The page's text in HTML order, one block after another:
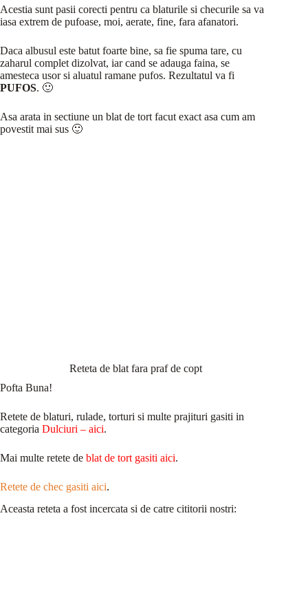
Acestia sunt pasii corecti pentru ca blaturile si checurile sa va
iasa extrem de pufoase, moi, aerate, fine, fara afanatori.
Daca albusul este batut foarte bine, sa fie spuma tare, cu
zaharul complet dizolvat, iar cand se adauga faina, se
amesteca usor si aluatul ramane pufos. Rezultatul va fi
PUFOS. 🙂
Asa arata in sectiune un blat de tort facut exact asa cum am
povestit mai sus 🙂
Reteta de blat fara praf de copt
Pofta Buna!
Retete de blaturi, rulade, torturi si multe prajituri gasiti in
categoria Dulciuri – aici.
Mai multe retete de blat de tort gasiti aici.
Retete de chec gasiti aici.
Aceasta reteta a fost incercata si de catre cititorii nostri: